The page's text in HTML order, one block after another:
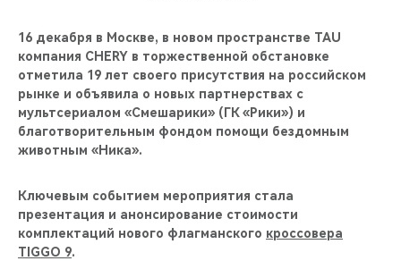
КРОССОВЕРЫ
СЕДАНЫ
КРЕДИТ И СТРАХОВАНИЕ
ЗАПЧАСТИ И АКСЕССУАРЫ
ПОДДЕРЖКА
CHERY CONNECT
О БРЕНДЕ
CHERY В СОЦСЕТЯХ
ЛЮДИ CHERY
CHERY REMOTE
КРЕДИТ
МЫ В СОЦСЕТЯХ
16 декабря в Москве, в новом пространстве TAU
компания CHERY в торжественной обстановке
отметила 19 лет своего присутствия на российском
рынке и объявила о новых партнерствах с
мультсериалом «Смешарики» (ГК «Рики») и
благотворительным фондом помощи бездомным
животным «Ника».
Ключевым событием мероприятия стала
презентация и анонсирование стоимости
комплектаций нового флагманского кроссовера
TIGGO 9.